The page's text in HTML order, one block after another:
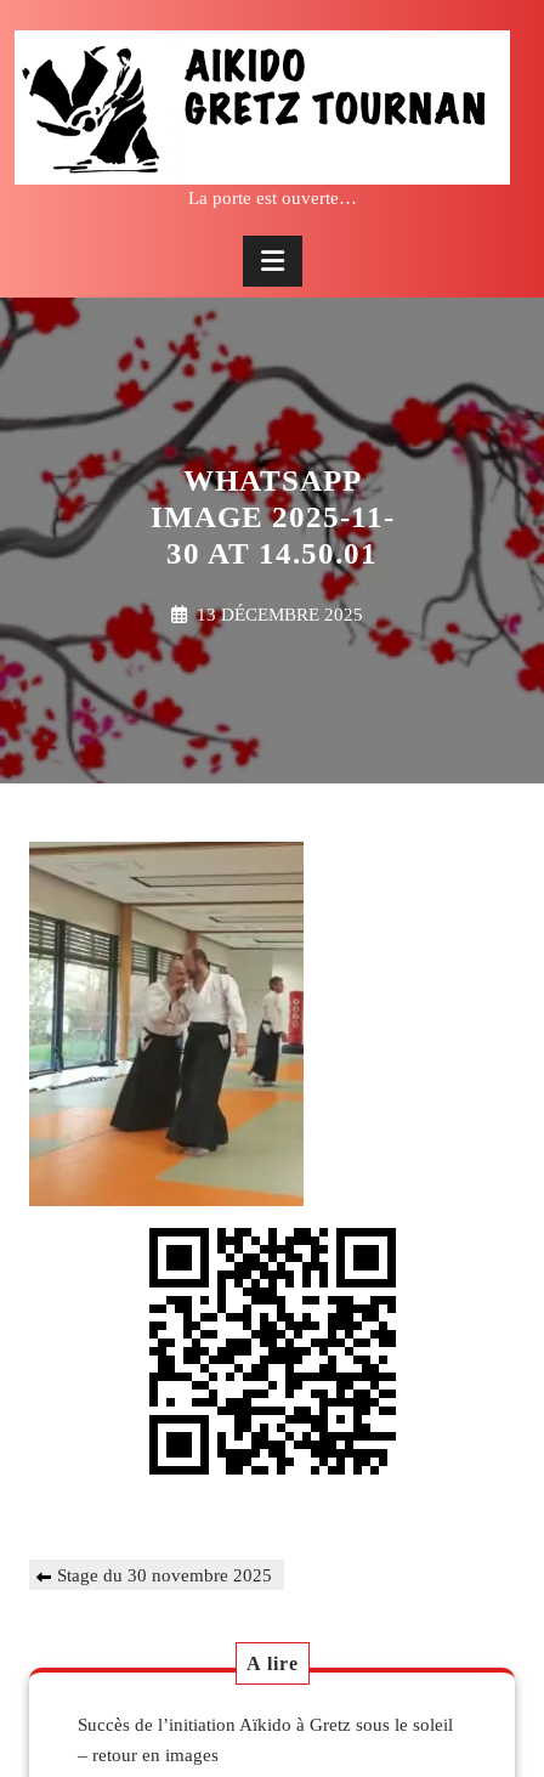
content
La porte est ouverte…
WHATSAPP
IMAGE 2025-11-
30 AT 14.50.01
13 DÉCEMBRE 2025
de
Previous
Stage du 30 novembre 2025
A lire
Succès de l’initiation Aïkido à Gretz sous le soleil
– retour en images